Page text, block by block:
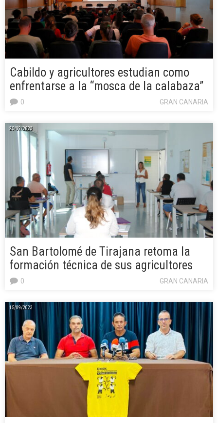
Cabildo y agricultores estudian como
enfrentarse a la “mosca de la calabaza”
GRAN CANARIA
0
25/09/2023
San Bartolomé de Tirajana retoma la
formación técnica de sus agricultores
GRAN CANARIA
0
15/09/2023